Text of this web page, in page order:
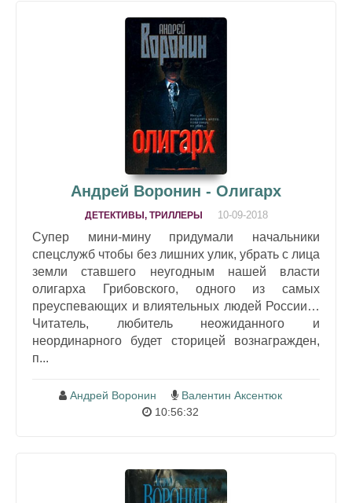
Андрей Воронин - Олигарх
ДЕТЕКТИВЫ, ТРИЛЛЕРЫ 10-09-2018
Супер мини-мину придумали начальники
спецслужб чтобы без лишних улик, убрать с лица
земли ставшего неугодным нашей власти
олигарха Грибовского, одного из самых
преуспевающих и влиятельных людей России…
Читатель, любитель неожиданного и
неординарного будет сторицей вознагражден,
п...
Андрей Воронин
Валентин Аксентюк
10:56:32